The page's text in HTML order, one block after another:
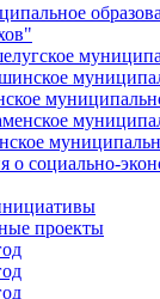
о социально-
проекты